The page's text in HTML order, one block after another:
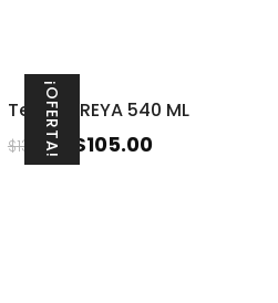
¡OFERTA!
Termo FREYA 540 ML
$130.00 $105.00